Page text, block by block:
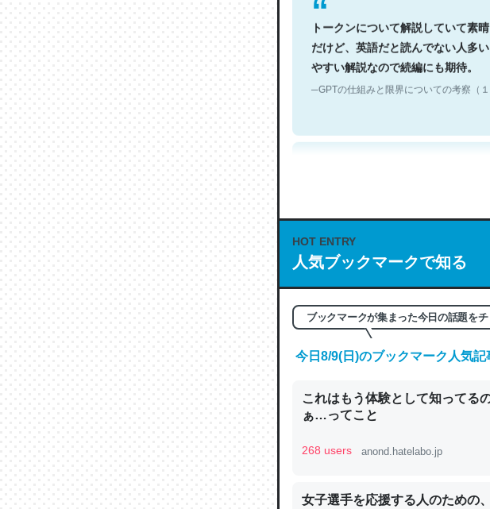
トークンについて解説していて素
だけど、英語だと読んでない人多
やすい解説なので続編にも期待。
─GPTの仕組みと限界についての考察（
─GPTの仕組みと限界についての考察（
これは良記事。32768トークンだ
の伏線」は回収されないけど、短
やすく強くなりそう
の600分の1程度。
HOT ENTRY
人気ブックマークで知る
ブックマークが集まった今日の話題をチ
今日8/9(日)のブックマーク人気記
これはもう体験として知ってる
ぁ…ってこと
268 users anond.hatelabo.jp
女子選手を応援する人のための